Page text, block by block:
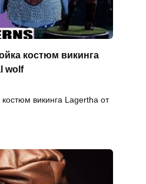
костюм викинга
wolf
викинга Lagertha от